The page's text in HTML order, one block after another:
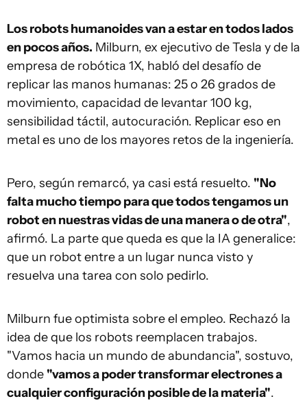
Los robots humanoides van a estar en todos lados
en pocos años. Milburn, ex ejecutivo de Tesla y de la
empresa de robótica 1X, habló del desafío de
replicar las manos humanas: 25 o 26 grados de
movimiento, capacidad de levantar 100 kg,
sensibilidad táctil, autocuración. Replicar eso en
metal es uno de los mayores retos de la ingeniería.
Pero, según remarcó, ya casi está resuelto. "No
falta mucho tiempo para que todos tengamos un
robot en nuestras vidas de una manera o de otra",
afirmó. La parte que queda es que la IA generalice:
que un robot entre a un lugar nunca visto y
resuelva una tarea con solo pedirlo.
Milburn fue optimista sobre el empleo. Rechazó la
idea de que los robots reemplacen trabajos.
"Vamos hacia un mundo de abundancia", sostuvo,
donde "vamos a poder transformar electrones a
cualquier configuración posible de la materia".